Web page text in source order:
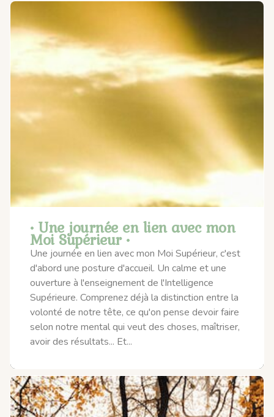
• Une journée en lien avec mon
Moi Supérieur •
Une journée en lien avec mon Moi Supérieur, c'est
d'abord une posture d'accueil. Un calme et une
ouverture à l'enseignement de l'Intelligence
Supérieure. Comprenez déjà la distinction entre la
volonté de notre tête, ce qu'on pense devoir faire
selon notre mental qui veut des choses, maîtriser,
avoir des résultats... Et...